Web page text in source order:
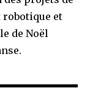
robotique et
de Noël